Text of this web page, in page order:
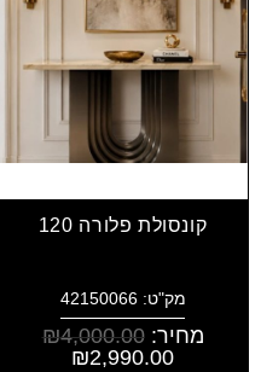
קונסולת פלורה 120
מק"ט: 42150066
מחיר: ₪4,000.00
₪2,990.00